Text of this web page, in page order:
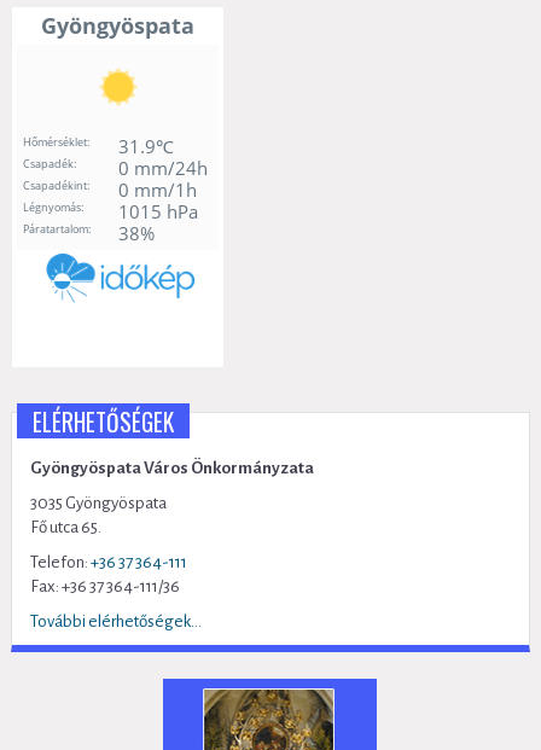
ELÉRHETŐSÉGEK
Gyöngyöspata Város Önkormányzata
3035 Gyöngyöspata
Fő utca 65.
Telefon: +36 37 364-111
Fax: +36 37 364-111/36
További elérhetőségek...